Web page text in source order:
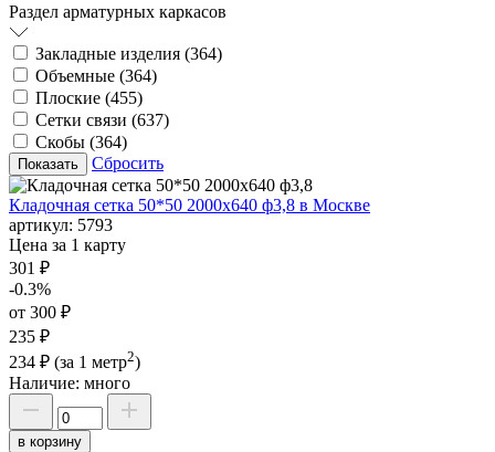
Раздел арматурных каркасов
Закладные изделия (364)
Объемные (364)
Плоские (455)
Сетки связи (637)
Скобы (364)
Сбросить
Кладочная сетка 50*50 2000х640 ф3,8 в Москве
артикул: 5793
Цена за 1 карту
301 ₽
-0.3%
от 300 ₽
235 ₽
234 ₽ (за 1 метр2)
Наличие: много
в корзину